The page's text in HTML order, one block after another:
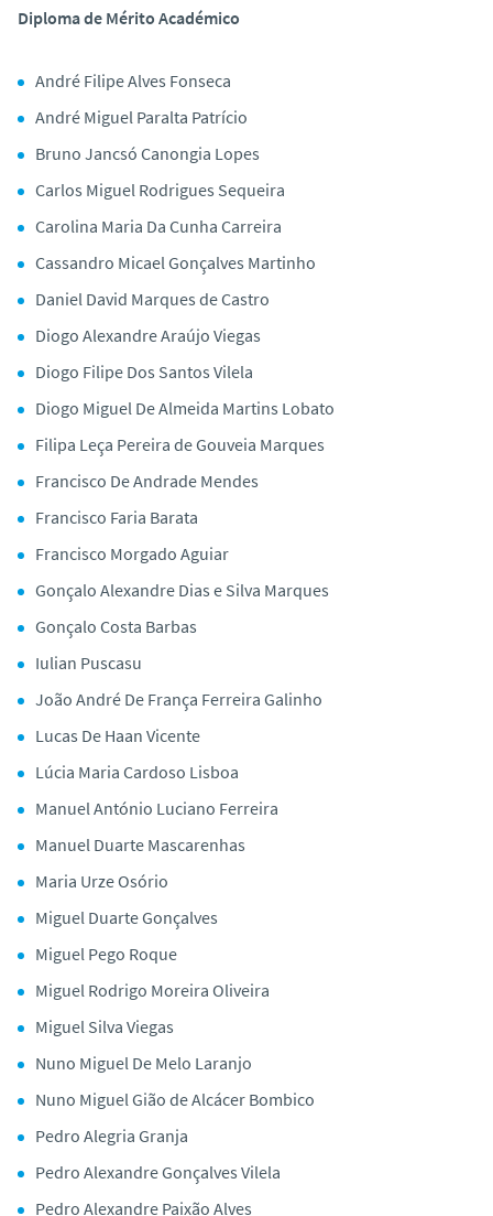
Diploma de Mérito Académico
André Filipe Alves Fonseca
André Miguel Paralta Patrício
Bruno Jancsó Canongia Lopes
Carlos Miguel Rodrigues Sequeira
Carolina Maria Da Cunha Carreira
Cassandro Micael Gonçalves Martinho
Daniel David Marques de Castro
Diogo Alexandre Araújo Viegas
Diogo Filipe Dos Santos Vilela
Diogo Miguel De Almeida Martins Lobato
Filipa Leça Pereira de Gouveia Marques
Francisco De Andrade Mendes
Francisco Faria Barata
Francisco Morgado Aguiar
Gonçalo Alexandre Dias e Silva Marques
Gonçalo Costa Barbas
Iulian Puscasu
João André De França Ferreira Galinho
Lucas De Haan Vicente
Lúcia Maria Cardoso Lisboa
Manuel António Luciano Ferreira
Manuel Duarte Mascarenhas
Maria Urze Osório
Miguel Duarte Gonçalves
Miguel Pego Roque
Miguel Rodrigo Moreira Oliveira
Miguel Silva Viegas
Nuno Miguel De Melo Laranjo
Nuno Miguel Gião de Alcácer Bombico
Pedro Alegria Granja
Pedro Alexandre Gonçalves Vilela
Pedro Alexandre Paixão Alves